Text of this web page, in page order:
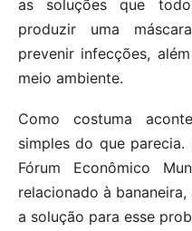
as soluções que
produzir uma
prevenir infecções,
meio ambiente.
Como costuma
simples do que
Fórum Econômico
relacionado à
a solução para esse